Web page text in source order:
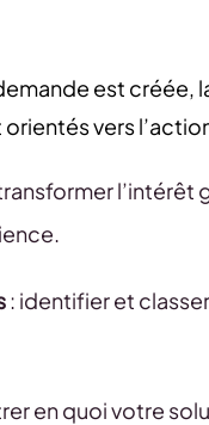
est créée,
vers
: identifier et
en quoi votre